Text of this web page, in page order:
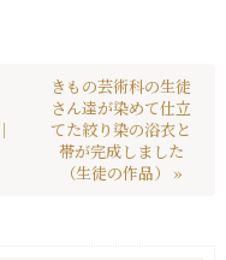
きもの芸術科の生徒
さん達が染めて仕立
てた絞り染の浴衣と
帯が完成しました
（生徒の作品） »